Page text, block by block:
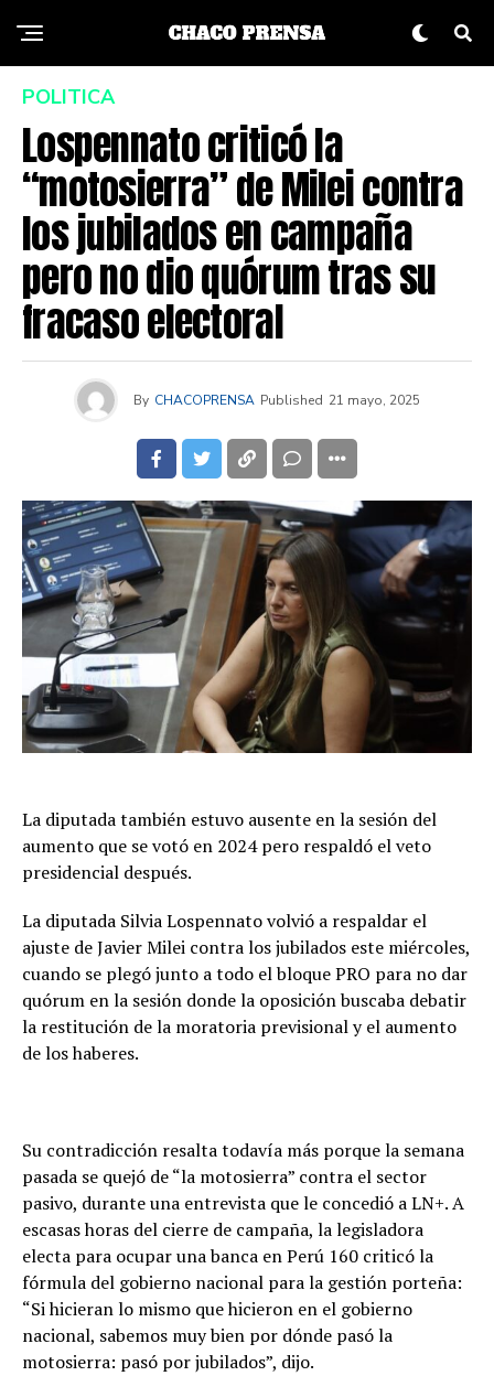
POLITICA
Lospennato criticó la
“motosierra” de Milei contra
los jubilados en campaña
pero no dio quórum tras su
fracaso electoral
By CHACOPRENSA Published 21 mayo, 2025
La diputada también estuvo ausente en la sesión del
aumento que se votó en 2024 pero respaldó el veto
presidencial después.
La diputada Silvia Lospennato volvió a respaldar el
ajuste de Javier Milei contra los jubilados este miércoles,
cuando se plegó junto a todo el bloque PRO para no dar
quórum en la sesión donde la oposición buscaba debatir
la restitución de la moratoria previsional y el aumento
de los haberes.
Su contradicción resalta todavía más porque la semana
pasada se quejó de “la motosierra” contra el sector
pasivo, durante una entrevista que le concedió a LN+. A
escasas horas del cierre de campaña, la legisladora
electa para ocupar una banca en Perú 160 criticó la
fórmula del gobierno nacional para la gestión porteña:
“Si hicieran lo mismo que hicieron en el gobierno
nacional, sabemos muy bien por dónde pasó la
motosierra: pasó por jubilados”, dijo.